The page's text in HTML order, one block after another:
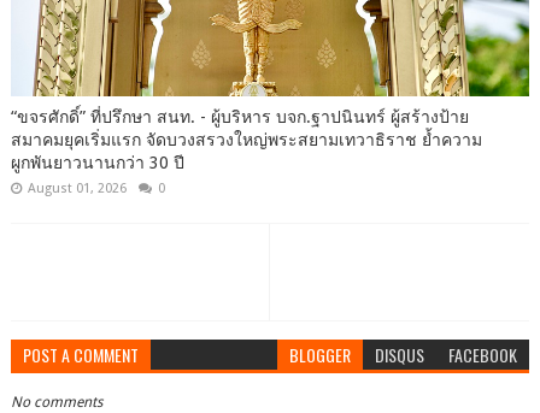
“ขจรศักดิ์” ที่ปรึกษา สนท. - ผู้บริหาร บจก.ฐาปนินทร์ ผู้สร้างป้าย
สมาคมยุคเริ่มแรก จัดบวงสรวงใหญ่พระสยามเทวาธิราช ย้ำความ
ผูกพันยาวนานกว่า 30 ปี
August 01, 2026 0
POST A COMMENT BLOGGER DISQUS FACEBOOK
No comments